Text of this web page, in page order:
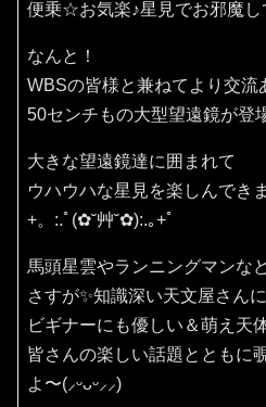
便乗☆お気楽♪星見でお邪魔し
なんと！
WBSの皆様と兼ねてより交流
50センチもの大型望遠鏡が登
大きな望遠鏡達に囲まれて
ウハウハな星見を楽しんでき
+。:.ﾟ(✿˘艸˘✿):.｡+ﾟ
馬頭星雲やランニングマンな
さすが✨知識深い天文屋さん
ビギナーにも優しい＆萌え天
皆さんの楽しい話題とともに
よ〜(⸝ᵕᴗᵕ⸝⸝)